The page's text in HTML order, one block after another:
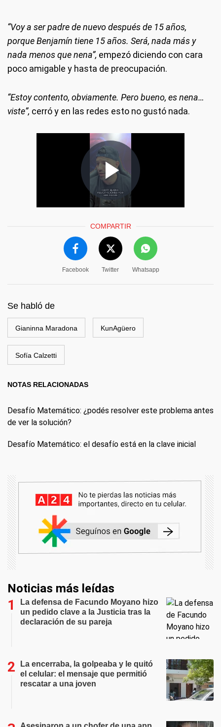
“Voy a ser padre de nuevo después de 15 años,
porque Benjamín tiene 15 años. Será, nada más y
nada menos que nena”, empezó diciendo con cara
poco amigable y hasta de preocupación.
“Estoy contento, obviamente. Pero bueno, es nena…
viste”, cerró y en las redes esto no gustó nada.
COMPARTIR
Facebook Twitter Whatsapp
Se habló de
Gianinna Maradona KunAgüero
Sofía Calzetti
NOTAS RELACIONADAS
Desafío Matemático: ¿podés resolver este problema antes
de ver la solución?
Desafío Matemático: el desafío está en la clave inicial
Noticias más leídas
La defensa de Facundo Moyano hizo
un pedido clave a la Justicia tras la
declaración de su pareja
La encerraba, la golpeaba y le quitó
el celular: el mensaje que permitió
rescatar a una joven